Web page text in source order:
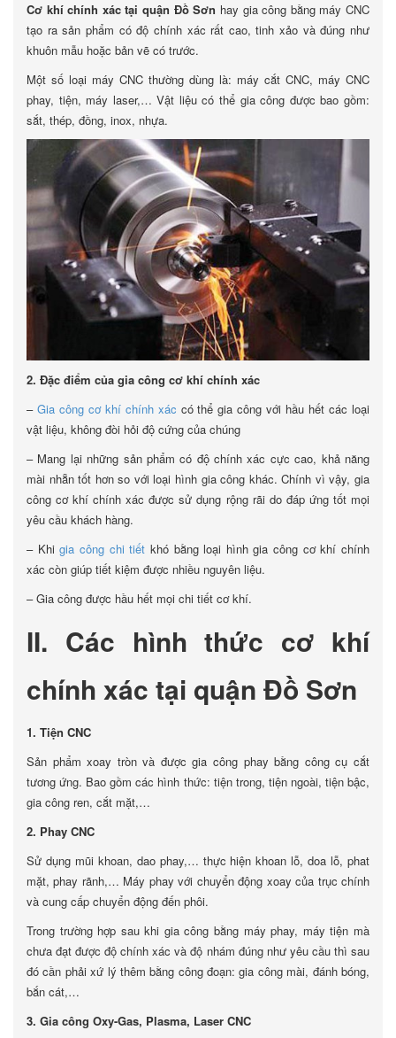
Cơ khí chính xác tại quận Đồ Sơn hay gia công bằng máy CNC
tạo ra sản phẩm có độ chính xác rất cao, tinh xảo và đúng như
khuôn mẫu hoặc bản vẽ có trước.
Một số loại máy CNC thường dùng là: máy cắt CNC, máy CNC
phay, tiện, máy laser,… Vật liệu có thể gia công được bao gồm:
sắt, thép, đồng, inox, nhựa.
2. Đặc điểm của gia công cơ khí chính xác
– Gia công cơ khí chính xác có thể gia công với hầu hết các loại
vật liệu, không đòi hỏi độ cứng của chúng
– Mang lại những sản phẩm có độ chính xác cực cao, khả năng
mài nhẵn tốt hơn so với loại hình gia công khác. Chính vì vậy, gia
công cơ khí chính xác được sử dụng rộng rãi do đáp ứng tốt mọi
yêu cầu khách hàng.
– Khigia công chi tiết khó bằng loại hình gia công cơ khí chính
xác còn giúp tiết kiệm được nhiều nguyên liệu.
– Gia công được hầu hết mọi chi tiết cơ khí.
II. Các hình thức cơ khí
chính xác tại quận Đồ Sơn
1. Tiện CNC
Sản phẩm xoay tròn và được gia công phay bằng công cụ cắt
tương ứng. Bao gồm các hình thức: tiện trong, tiện ngoài, tiện bậc,
gia công ren, cắt mặt,…
2. Phay CNC
Sử dụng mũi khoan, dao phay,… thực hiện khoan lỗ, doa lỗ, phat
mặt, phay rãnh,… Máy phay với chuyển động xoay của trục chính
và cung cấp chuyển động đến phôi.
Trong trường hợp sau khi gia công bằng máy phay, máy tiện mà
chưa đạt được độ chính xác và độ nhám đúng như yêu cầu thì sau
đó cần phải xứ lý thêm bằng công đoạn: gia công mài, đánh bóng,
bắn cát,…
3. Gia công Oxy-Gas, Plasma, Laser CNC